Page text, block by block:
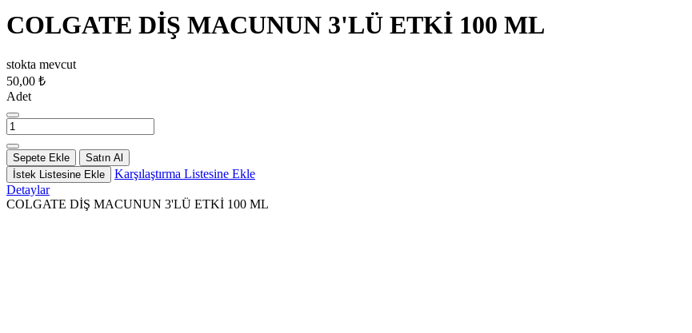
COLGATE DİŞ MACUNUN 3'LÜ ETKİ 100 ML
stokta mevcut
50,00 ₺
Adet
Sepete Ekle
Satın Al
İstek Listesine Ekle
Karşılaştırma Listesine Ekle
Detaylar
COLGATE DİŞ MACUNUN 3'LÜ ETKİ 100 ML